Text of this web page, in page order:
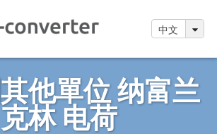
中文
他單位 纳富兰
克林 电荷